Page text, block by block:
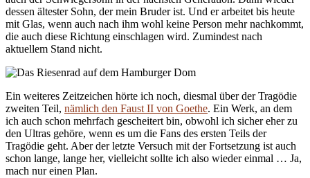
dessen ältester Sohn, der mein Bruder ist. Und er arbeitet bis heute
mit Glas, wenn auch nach ihm wohl keine Person mehr nachkommt,
die auch diese Richtung einschlagen wird. Zumindest nach
aktuellem Stand nicht.
Ein weiteres Zeitzeichen hörte ich noch, diesmal über der Tragödie
zweiten Teil, nämlich den Faust II von Goethe. Ein Werk, an dem
ich auch schon mehrfach gescheitert bin, obwohl ich sicher eher zu
den Ultras gehöre, wenn es um die Fans des ersten Teils der
Tragödie geht. Aber der letzte Versuch mit der Fortsetzung ist auch
schon lange, lange her, vielleicht sollte ich also wieder einmal … Ja,
mach nur einen Plan.